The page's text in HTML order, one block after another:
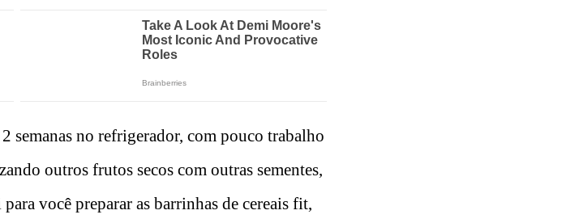
semanas no refrigerador, com pouco trabalho
outros frutos secos com outras sementes,
você preparar as barrinhas de cereais fit,